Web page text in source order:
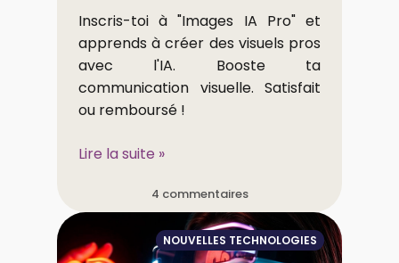
Inscris-toi à "Images IA Pro" et
apprends à créer des visuels pros
avec l'IA. Booste ta
communication visuelle. Satisfait
ou remboursé !
Lire la suite »
4 commentaires
NOUVELLES TECHNOLOGIES